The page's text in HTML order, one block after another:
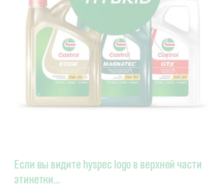
Если вы видите hyspec logo в верхней части
этикетки…